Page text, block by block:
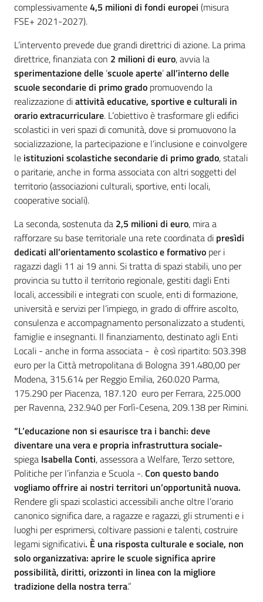
complessivamente4,5 milioni di fondi europei (misura
FSE+ 2021-2027).
L’intervento prevede due grandi direttrici di azione. La prima
direttrice, finanziata con 2 milioni di euro, avvia la
sperimentazione delle ‘scuole aperte’all’interno delle
scuole secondarie di primo grado promuovendo la
realizzazione diattività educative, sportive e culturali in
orario extracurriculare. L’obiettivo è trasformare gli edifici
scolastici in veri spazi di comunità, dove si promuovono la
socializzazione, la partecipazione e l’inclusione e coinvolgere
le istituzioni scolastiche secondarie di primo grado, statali
o paritarie, anche in forma associata con altri soggetti del
territorio (associazioni culturali, sportive, enti locali,
cooperative sociali).
La seconda, sostenuta da 2,5 milioni di euro, mira a
rafforzare su base territoriale una rete coordinata di presìdi
dedicati all’orientamento scolastico e formativo per i
ragazzi dagli 11 ai 19 anni. Si tratta di spazi stabili, uno per
provincia su tutto il territorio regionale, gestiti dagli Enti
locali, accessibili e integrati con scuole, enti di formazione,
università e servizi per l’impiego, in grado di offrire ascolto,
consulenza e accompagnamento personalizzato a studenti,
famiglie e insegnanti. Il finanziamento, destinato agli Enti
Locali - anche in forma associata - è così ripartito: 503.398
euro per la Città metropolitana di Bologna 391.480,00 per
Modena, 315.614 per Reggio Emilia, 260.020 Parma,
175.290 per Piacenza, 187.120 euro per Ferrara, 225.000
per Ravenna, 232.940 per Forlì-Cesena, 209.138 per Rimini.
“L’educazione non si esaurisce tra i banchi: deve
diventare una vera e propria infrastruttura sociale-
spiega Isabella Conti, assessora a Welfare, Terzo settore,
Politiche per l’infanzia e Scuola -.Con questo bando
vogliamo offrire ai nostri territori un’opportunità nuova.
Rendere gli spazi scolastici accessibili anche oltre l’orario
canonico significa dare, a ragazze e ragazzi, gli strumenti e i
luoghi per esprimersi, coltivare passioni e talenti, costruire
legami significativi. È una risposta culturale e sociale, non
solo organizzativa: aprire le scuole significa aprire
possibilità, diritti, orizzonti in linea con la migliore
tradizione della nostra terra.”